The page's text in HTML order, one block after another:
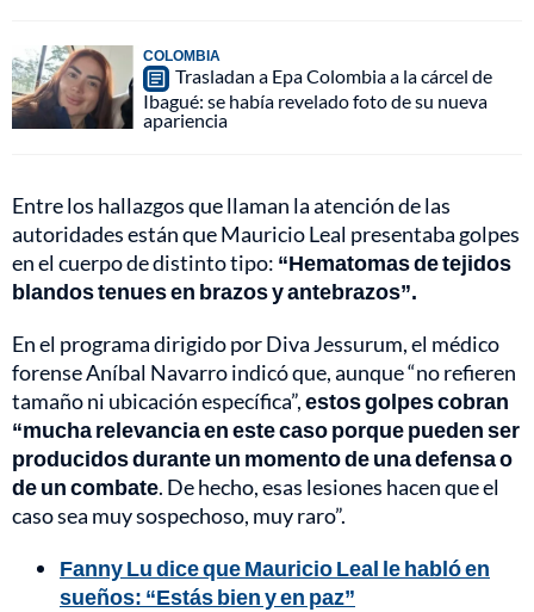
COLOMBIA
Trasladan a Epa Colombia a la cárcel de
Ibagué: se había revelado foto de su nueva
apariencia
Entre los hallazgos que llaman la atención de las
autoridades están que Mauricio Leal presentaba golpes
en el cuerpo de distinto tipo: “Hematomas de tejidos
blandos tenues en brazos y antebrazos”.
En el programa dirigido por Diva Jessurum, el médico
forense Aníbal Navarro indicó que, aunque “no refieren
tamaño ni ubicación específica”,estos golpes cobran
“mucha relevancia en este caso porque pueden ser
producidos durante un momento de una defensa o
de un combate. De hecho, esas lesiones hacen que el
caso sea muy sospechoso, muy raro”.
Fanny Lu dice que Mauricio Leal le habló en
sueños: “Estás bien y en paz”